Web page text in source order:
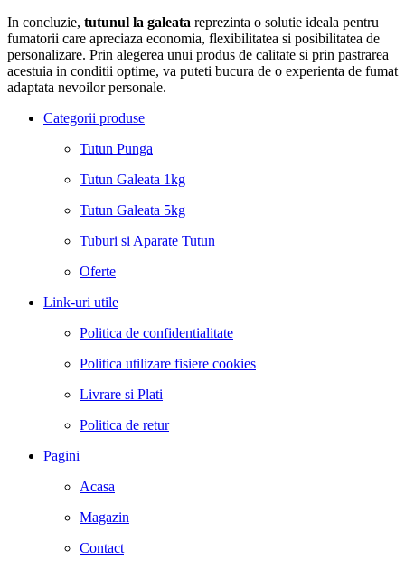
In concluzie, tutunul la galeata reprezinta o solutie ideala pentru
fumatorii care apreciaza economia, flexibilitatea si posibilitatea de
personalizare. Prin alegerea unui produs de calitate si prin pastrarea
acestuia in conditii optime, va puteti bucura de o experienta de fumat
adaptata nevoilor personale.
Categorii produse
Tutun Punga
Tutun Galeata 1kg
Tutun Galeata 5kg
Tuburi si Aparate Tutun
Oferte
Link-uri utile
Politica de confidentialitate
Politica utilizare fisiere cookies
Livrare si Plati
Politica de retur
Pagini
Acasa
Magazin
Contact